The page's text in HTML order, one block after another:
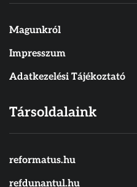
Magunkról
Impresszum
Adatkezelési Tájékoztató
Társoldalaink
reformatus.hu
refdunantul.hu